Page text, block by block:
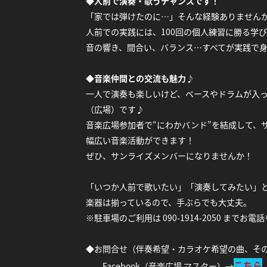
「家では弾けたのに…」そんな経験ありません
人前での実践には、100回の個人練習に勝る学
音の響き、間合い、バランス…すべてが実践で
◆音楽仲間との交流も魅力♪
一人で演奏も楽しいけど、ベースやドラムが入
（広場）です♪
音楽広場参加者で“にわかバンド”を結成して
幅広い音楽活動ができます！
ぜひ、サンライズメンバーになりませんか！
「いつか人前で歌いたい」「演奏してみたい
楽器は揃っているので、手ぶらでも大丈夫。
※駐車場のご利用は 090-1914-2050 までお電話
◆お問合せ（伴奏希望・カラオケ希望の曲、